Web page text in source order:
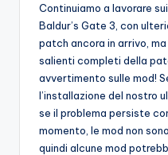
Continuiamo a lavorare
Baldur’s Gate 3, con
patch ancora in arrivo,
salienti completi della
avvertimento sulle mod!
l’installazione del nostro
se il problema persiste
momento, le mod non
quindi alcune mod